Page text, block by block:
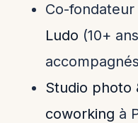
Co-fondateur
Ludo (10+
Studio photo
coworking à